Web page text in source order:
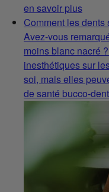
en savoir plus
Comment les
Avez-vous
moins blanc nacré
inesthétiques sur
soi, mais elles
de santé bucco-